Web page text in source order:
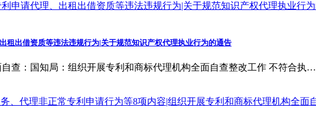
租出借资质等违法违规行为|关于规范知识产权代理执业行为的通告
查：国知局：组织开展专利和商标代理机构全面自查整改工作 不符合执…